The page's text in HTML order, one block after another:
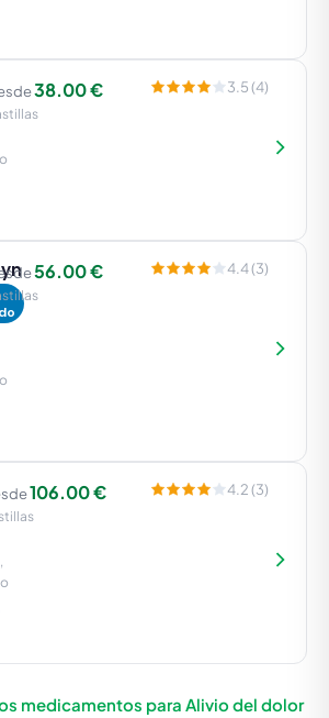
38.00 € 3.5 (4)
56.00 € 4.4 (3)
106.00 € 4.2 (3)
medicamentos para Alivio del dolor